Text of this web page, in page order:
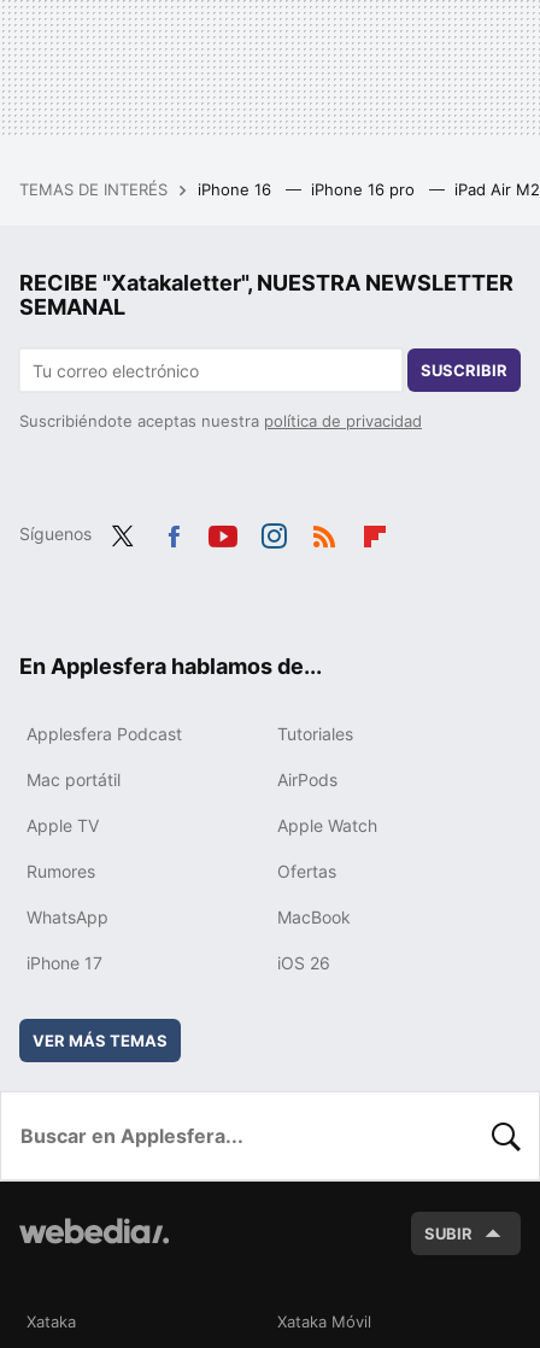
TEMAS DE INTERÉS iPhone 16 iPhone 16 pro iPad Air
RECIBE "Xatakaletter", NUESTRA NEWSLETTER
SEMANAL
SUSCRIBIR
Suscribiéndote aceptas nuestra política de privacidad
Síguenos
En Applesfera hablamos de...
Applesfera Podcast Tutoriales
Mac portátil AirPods
Apple TV Apple Watch
Rumores Ofertas
WhatsApp MacBook
iPhone 17 iOS 26
VER MÁS TEMAS
SUBIR
Xataka Xataka Móvil